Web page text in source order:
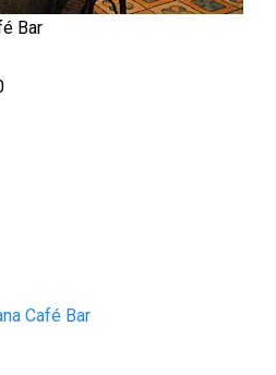
Bar
Café Bar